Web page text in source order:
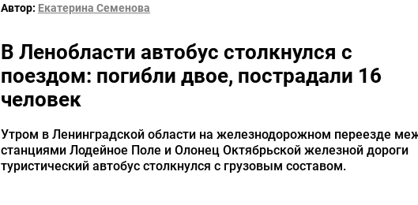
Автор: Екатерина Семенова
В Ленобласти автобус столкнулся с
поездом: погибли двое, пострадали 16
человек
Утром в Ленинградской области на железнодорожном переезде
станциями Лодейное Поле и Олонец Октябрьской железной дороги
туристический автобус столкнулся с грузовым составом.